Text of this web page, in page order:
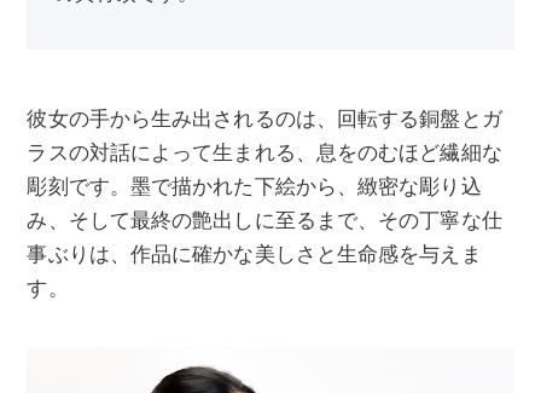
彼女の手から生み出されるのは、回転する銅盤とガ
ラスの対話によって生まれる、息をのむほど繊細な
彫刻です。墨で描かれた下絵から、緻密な彫り込
み、そして最終の艶出しに至るまで、その丁寧な仕
事ぶりは、作品に確かな美しさと生命感を与えま
す。